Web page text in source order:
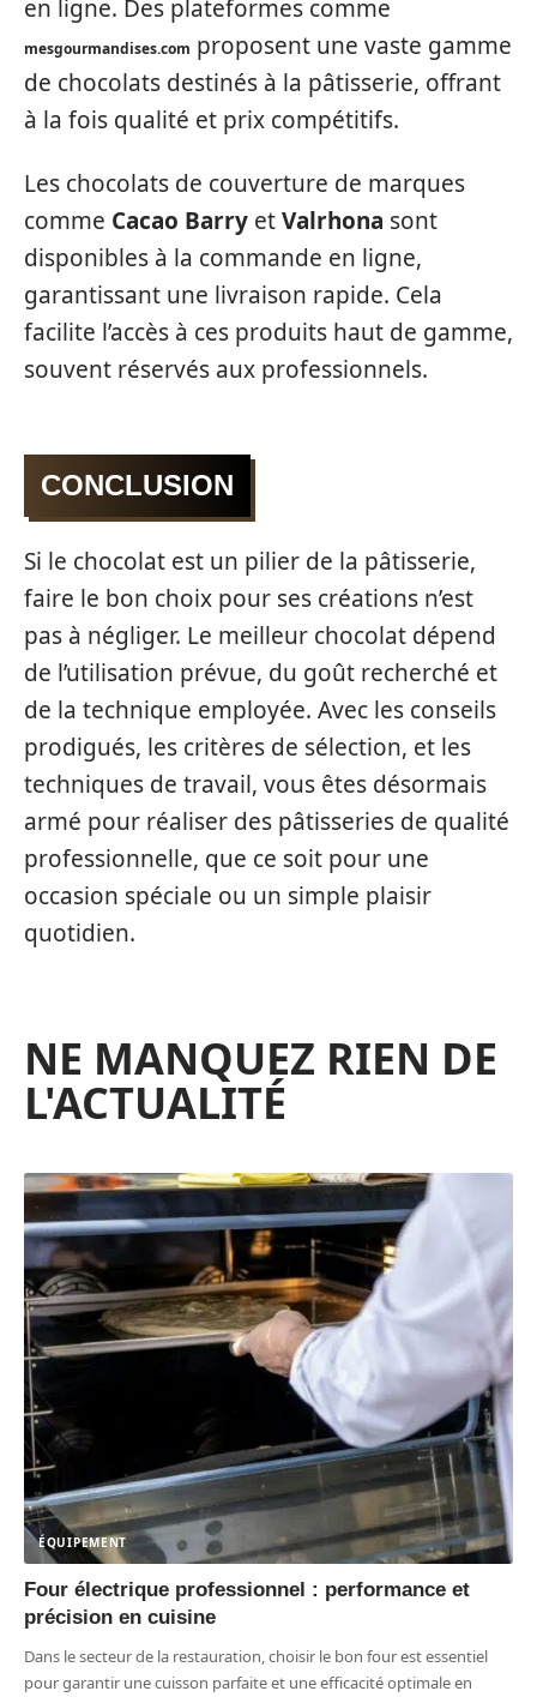
en ligne. Des plateformes comme
mesgourmandises.com proposent une vaste gamme
de chocolats destinés à la pâtisserie, offrant
à la fois qualité et prix compétitifs.
Les chocolats de couverture de marques
comme Cacao Barry etValrhona sont
disponibles à la commande en ligne,
garantissant une livraison rapide. Cela
facilite l’accès à ces produits haut de gamme,
souvent réservés aux professionnels.
CONCLUSION
Si le chocolat est un pilier de la pâtisserie,
faire le bon choix pour ses créations n’est
pas à négliger. Le meilleur chocolat dépend
de l’utilisation prévue, du goût recherché et
de la technique employée. Avec les conseils
prodigués, les critères de sélection, et les
techniques de travail, vous êtes désormais
armé pour réaliser des pâtisseries de qualité
professionnelle, que ce soit pour une
occasion spéciale ou un simple plaisir
quotidien.
NE MANQUEZ RIEN DE
L'ACTUALITÉ
ÉQUIPEMENT
Four électrique professionnel : performance et
précision en cuisine
Dans le secteur de la restauration, choisir le bon four est essentiel
pour garantir une cuisson parfaite et une efficacité optimale en